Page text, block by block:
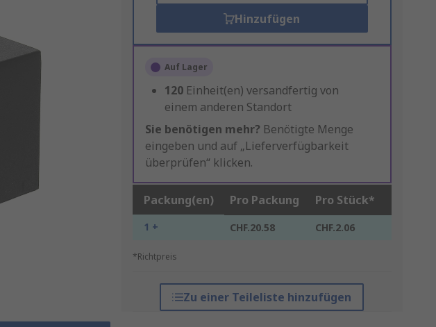
Hinzufügen
Auf Lager
120 Einheit(en) versandfertig von
einem anderen Standort
Sie benötigen mehr? Benötigte Menge
eingeben und auf „Lieferverfügbarkeit
überprüfen“ klicken.
Packung(en) Pro Packung Pro Stück*
1 + CHF.20.58 CHF.2.06
*Richtpreis
Zu einer Teileliste hinzufügen